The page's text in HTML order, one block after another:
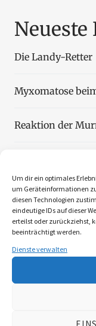
Um dir ein optimales
um Geräteinformationen
diesen Technologien
eindeutige IDs auf dieser
erteilst oder zurückziehst,
beeinträchtigt werden.
Dienste verwalten
Neueste
Die Landy-Retter
Myxomatose
Reaktion der
Faszination
Wildzählung aus